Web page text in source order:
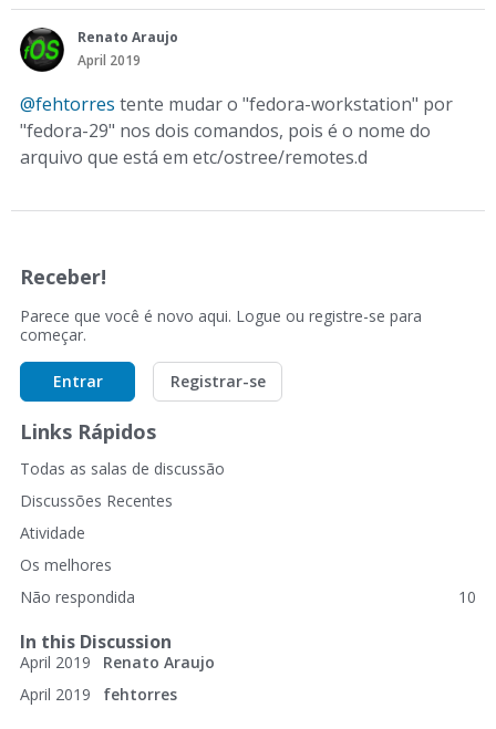
Renato Araujo
April 2019
@fehtorres tente mudar o "fedora-workstation" por
"fedora-29" nos dois comandos, pois é o nome do
arquivo que está em etc/ostree/remotes.d
Receber!
Parece que você é novo aqui. Logue ou registre-se para
começar.
Entrar Registrar-se
Links Rápidos
Todas as salas de discussão
Discussões Recentes
Atividade
Os melhores
Não respondida
10
In this Discussion
April 2019
Renato Araujo
April 2019
fehtorres